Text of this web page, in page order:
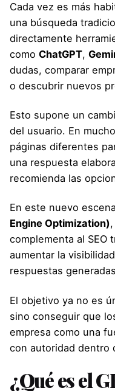
Cada vez es más
una búsqueda
directamente
como ChatGPT,
dudas, comparar
o descubrir nuevos
Esto supone un
del usuario. En
páginas diferentes
una respuesta
recomienda las
En este nuevo
Engine Optimization)
complementa al SEO
aumentar la
respuestas
El objetivo ya no es
sino conseguir que
empresa como una
con autoridad dentro
¿Qué es el